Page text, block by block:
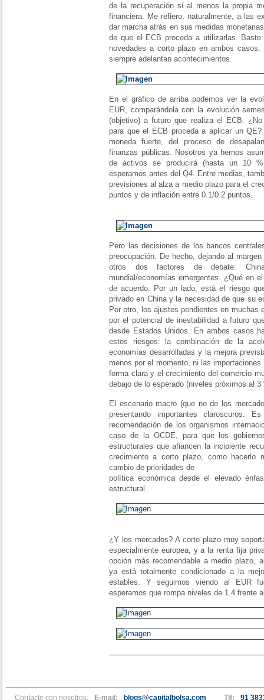
de la recuperación sí al menos la propia
financiera. Me refiero, naturalmente, a las
dar marcha atrás en sus medidas
de que el ECB proceda a utilizarlas.
novedades a corto plazo en ambos
siempre adelantan acontecimientos.
En el gráfico de arriba podemos ver la
EUR, comparándola con la evolución
(objetivo) a futuro que realiza el ECB.
para que el ECB proceda a aplicar un
moneda fuerte, del proceso de
finanzas públicas. Nosotros ya hemos
de activos se producirá (hasta un 10
esperamos antes del Q4. Entre medias,
previsiones al alza a medio plazo para el
puntos y de inflación entre 0.1/0.2 puntos.
Pero las decisiones de los bancos
preocupación. De hecho, dejando al
otros dos factores de debate:
mundial/economías emergentes. ¿Qué en
de acuerdo. Por un lado, está el riesgo
privado en China y la necesidad de que su
Por otro, los ajustes pendientes en muchas
por el potencial de inestabilidad a futuro
desde Estados Unidos. En ambos casos
estos riesgos: la combinación de la
economías desarrolladas y la mejora
menos por el momento, ni las
forma clara y el crecimiento del comercio
debajo de lo esperado (niveles próximos al 3
El escenario macro (que no de los
presentando importantes claroscuros.
recomendación de los organismos
caso de la OCDE, para que los
estructurales que afiancen la incipiente
crecimiento a corto plazo, como hacerlo
cambio de prioridades de
política económica desde el elevado
estructural.
¿Y los mercados? A corto plazo muy
especialmente europea, y a la renta fija
opción más recomendable a medio plazo,
ya está totalmente condicionado a la
estables. Y seguimos viendo al EUR
esperamos que rompa niveles de 1.4 frente
Contacte con nosotros: E-mail: blogs@capitalbolsa.com Tlf: 91